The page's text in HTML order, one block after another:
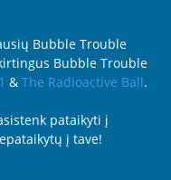
Bubble Trouble
Bubble Trouble
& The Radioactive Ball.
pataikyti į
į tave!